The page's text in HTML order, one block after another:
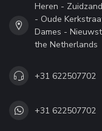
Heren -
- Oude
Dames -
the Netherlands
+31 622507702
+31 622507702